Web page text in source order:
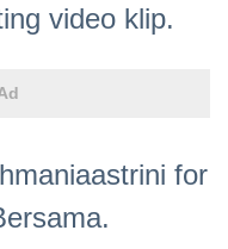
video klip.
for